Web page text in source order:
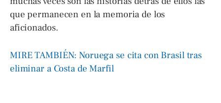
que permanecen en la memoria de los
aficionados.
MIRE TAMBIÉN: Noruega se cita con Brasil tras
eliminar a Costa de Marfil